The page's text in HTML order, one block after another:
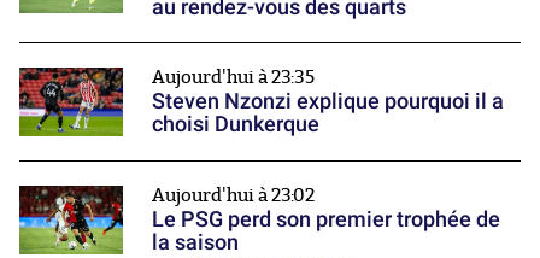
au rendez-vous des quarts
Aujourd'hui à 23:35
Steven Nzonzi explique pourquoi il a
choisi Dunkerque
Aujourd'hui à 23:02
Le PSG perd son premier trophée de
la saison